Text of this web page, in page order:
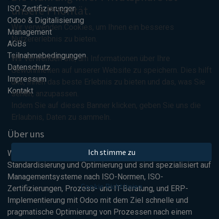
ISO Zertifizierungen
Odoo & Digitalisierung
Management
AGBs
Teilnahmebedingungen
Datenschutz
Impressum
Kontakt
Über uns
Wir bieten Lösungen für Geschäftsprozesse und deren
Standardisierung und Optimierung und sind spezialisiert auf
Managementsysteme nach ISO-Normen, ISO-
Zertifizierungen, Prozess- und IT-Beratung, und ERP-
Implementierung mit Odoo mit dem Ziel schnelle und
pragmatische Optimierung von Prozessen nach einem
unsere Priorität.
Wir verwenden Cookies, um Ihnen ein besseres
Nutzererlebnis zu bieten.
Wir verwenden sie, um Informationen über Ihre
Gewohnheiten auf unserer Website zu speichern. Dies hilft
uns, Ihnen das beste Erlebnis zu bieten und das, was Sie
sehen, anzupassen.
Indem Sie auf dieses Banner klicken, geben Sie uns die
Erlaubnis, Daten zu sammeln.
Ich stimme zu
Cookie Richtlinien